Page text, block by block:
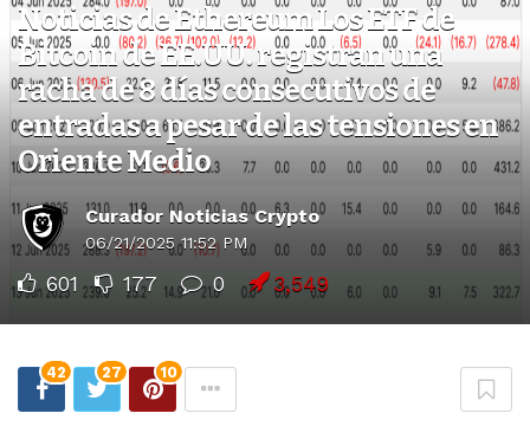
Noticias de Ethereum Los ETF de
Bitcoin de EE.UU. registran una
racha de 8 días consecutivos de
entradas a pesar de las tensiones en
Oriente Medio
Curador Noticias Crypto
06/21/2025 11:52 PM
601 177 0 3,549
42 27 10